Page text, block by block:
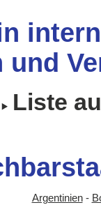
Liste
Argentinien-